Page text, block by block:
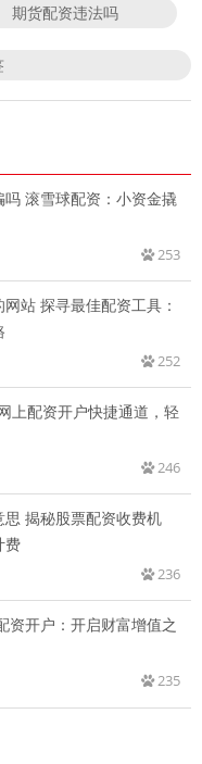
期货配资违法吗
滚雪球配资：小资金撬
253
站 探寻最佳配资工具：
252
上配资开户快捷通道，轻
246
揭秘股票配资收费机
费
236
资开户：开启财富增值之
235